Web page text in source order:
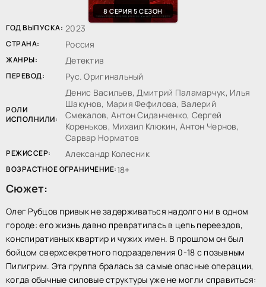
8 СЕРИЯ 5 СЕЗОН
ГОД ВЫПУСКА: 2023
СТРАНА: Россия
ЖАНРЫ: Детектив
ПЕРЕВОД: Рус. Оригинальный
РОЛИ
ИСПОЛНИЛИ:
Денис Васильев, Дмитрий Паламарчук, Илья
Шакунов, Мария Фефилова, Валерий
Смекалов, Антон Сиданченко, Сергей
Кореньков, Михаил Клюкин, Антон Чернов,
Сарвар Норматов
РЕЖИССЕР: Александр Колесник
ВОЗРАСТНОЕ ОГРАНИЧЕНИЕ:18+
Сюжет:
Олег Рубцов привык не задерживаться надолго ни в одном
городе: его жизнь давно превратилась в цепь переездов,
конспиративных квартир и чужих имен. В прошлом он был
бойцом сверхсекретного подразделения 0-18 с позывным
Пилигрим. Эта группа бралась за самые опасные операции,
когда обычные силовые структуры уже не могли справиться: